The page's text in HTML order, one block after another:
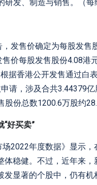
发、制造与销售。（每
发售价确定为每股发售
价每股发售股份4.08港
据香港公开发售通过白
请，涉及合共3.44379
份总数1200.6万股约
好买卖”
2022年度数据》显示
体稳健。不过，近年来
发显著的个股中，仍有